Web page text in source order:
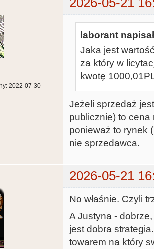
2022-07-30
laborant
Jaka jest
za który w
kwotę
Jeżeli sprzedaż
publicznie) to
ponieważ to rynek
nie sprzedawca.
2026-05-21
No właśnie. Czyli
A Justyna -
jest dobra
towarem na który